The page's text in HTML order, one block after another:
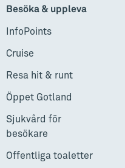
Besöka & uppleva
InfoPoints
Cruise
Resa hit & runt
Öppet Gotland
Sjukvård för
besökare
Offentliga toaletter